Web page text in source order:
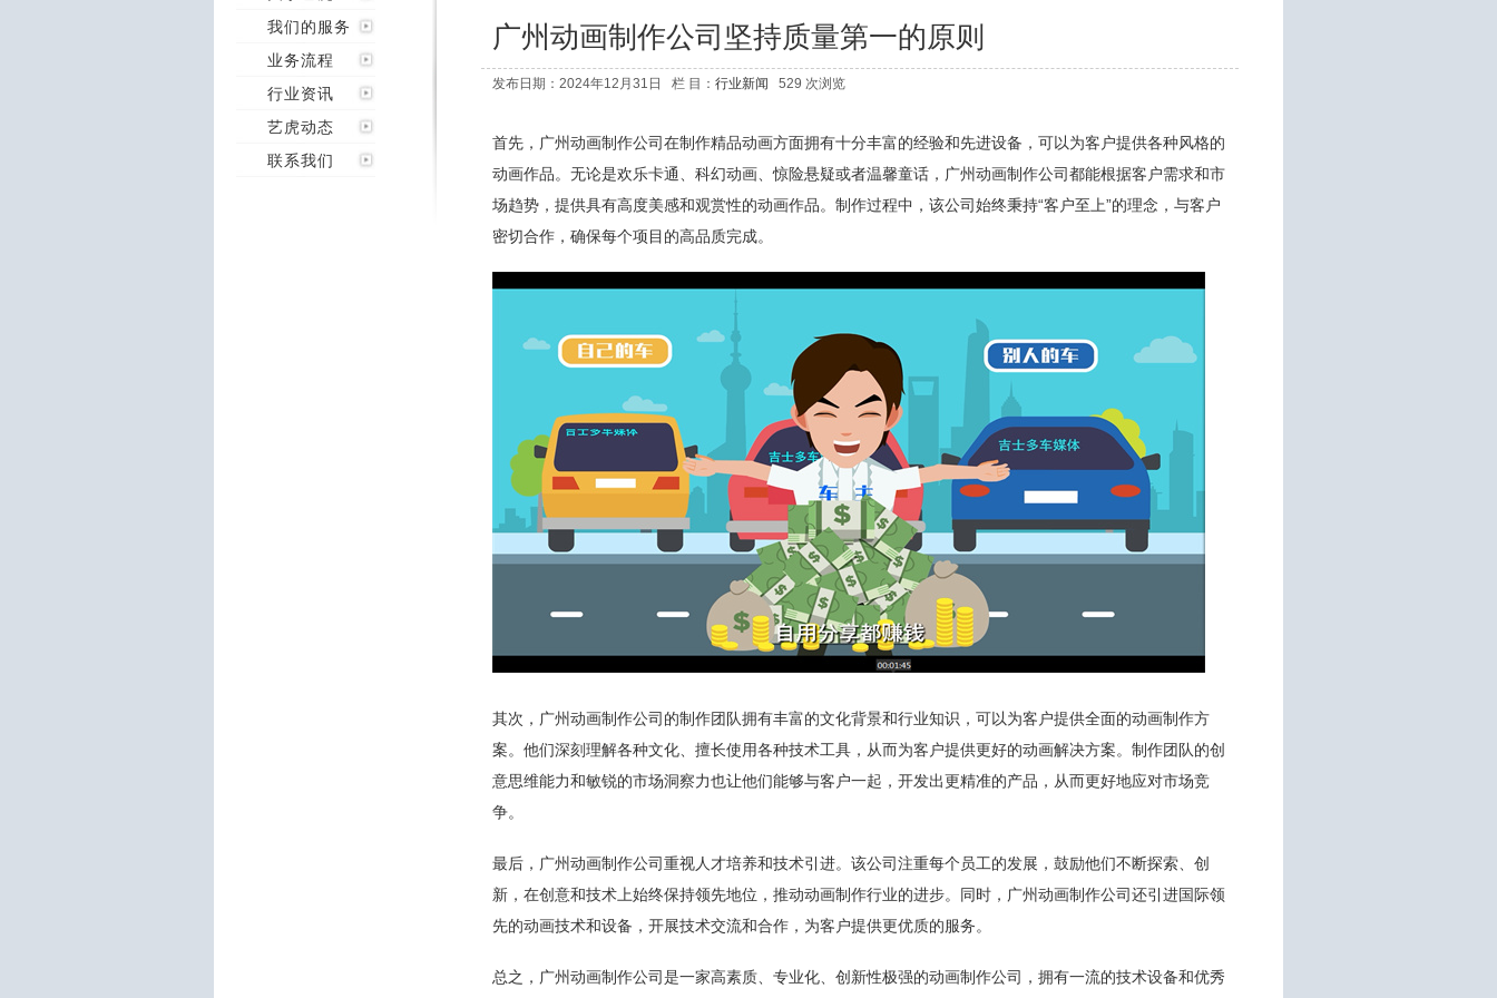
我们的服务
业务流程
行业资讯
艺虎动态
联系我们
广州动画制作公司坚持质量第一的原则
发布日期：2024年12月31日 栏 目： 行业新闻 529 次浏览
首先，广州动画制作公司在制作精品动画方面拥有十分丰富的经验和先进设备，可以为客户提供各种风格的
动画作品。无论是欢乐卡通、科幻动画、惊险悬疑或者温馨童话，广州动画制作公司都能根据客户需求和市
场趋势，提供具有高度美感和观赏性的动画作品。制作过程中，该公司始终秉持“客户至上”的理念，与客户
密切合作，确保每个项目的高品质完成。
其次，广州动画制作公司的制作团队拥有丰富的文化背景和行业知识，可以为客户提供全面的动画制作方
案。他们深刻理解各种文化、擅长使用各种技术工具，从而为客户提供更好的动画解决方案。制作团队的创
意思维能力和敏锐的市场洞察力也让他们能够与客户一起，开发出更精准的产品，从而更好地应对市场竞
争。
最后，广州动画制作公司重视人才培养和技术引进。该公司注重每个员工的发展，鼓励他们不断探索、创
新，在创意和技术上始终保持领先地位，推动动画制作行业的进步。同时，广州动画制作公司还引进国际领
先的动画技术和设备，开展技术交流和合作，为客户提供更优质的服务。
总之，广州动画制作公司是一家高素质、专业化、创新性极强的动画制作公司，拥有一流的技术设备和优秀